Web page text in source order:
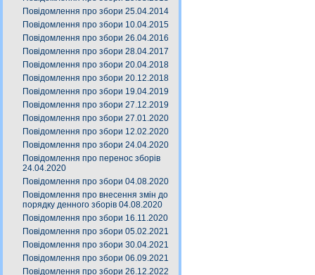
Повідомлення про збори 25.04.2014
Повідомлення про збори 10.04.2015
Повідомлення про збори 26.04.2016
Повідомлення про збори 28.04.2017
Повідомлення про збори 20.04.2018
Повідомлення про збори 20.12.2018
Повідомлення про збори 19.04.2019
Повідомлення про збори 27.12.2019
Повідомлення про збори 27.01.2020
Повідомлення про збори 12.02.2020
Повідомлення про збори 24.04.2020
Повідомлення про перенос зборів
24.04.2020
Повідомлення про збори 04.08.2020
Повідомлення про внесення змін до
порядку денного зборів 04.08.2020
Повідомлення про збори 16.11.2020
Повідомлення про збори 05.02.2021
Повідомлення про збори 30.04.2021
Повідомлення про збори 06.09.2021
Повідомлення про збори 26.12.2022